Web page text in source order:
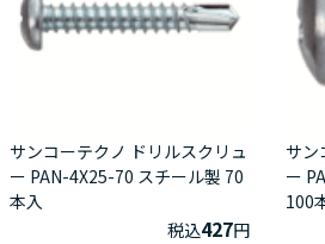
サンコーテクノ ドリルスクリュ
ー PAN-4X25-70 スチール製 70
本入
税込427円
サン
ー
100